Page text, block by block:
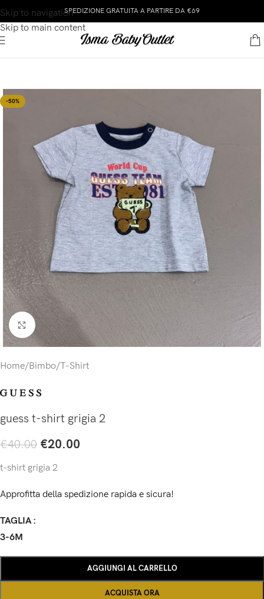
Skip to navigation
Skip to main content
SPEDIZIONE GRATUITA A PARTIRE DA €69
-50%
Click to enlarge
Home/Bimbo/T-Shirt
guess t-shirt grigia 2
€40.00 €20.00
t-shirt grigia 2
Approfitta della spedizione rapida e sicura!
TAGLIA
3-6M
AGGIUNGI AL CARRELLO
ACQUISTA ORA